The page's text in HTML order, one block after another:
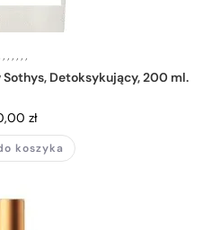
,,,,,,
Sothys, Detoksykujący, 200 ml.
zł
koszyka